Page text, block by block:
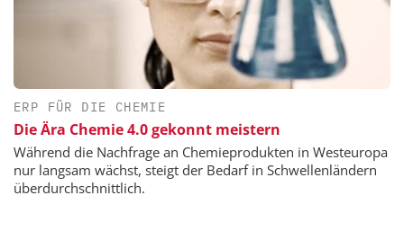
ERP FÜR DIE CHEMIE
Die Ära Chemie 4.0 gekonnt meistern
Während die Nachfrage an Chemieprodukten in Westeuropa
nur langsam wächst, steigt der Bedarf in Schwellenländern
überdurchschnittlich.